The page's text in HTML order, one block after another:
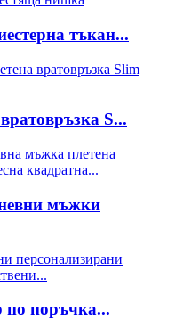
тъкан...
S...
мъжки
по поръчка...